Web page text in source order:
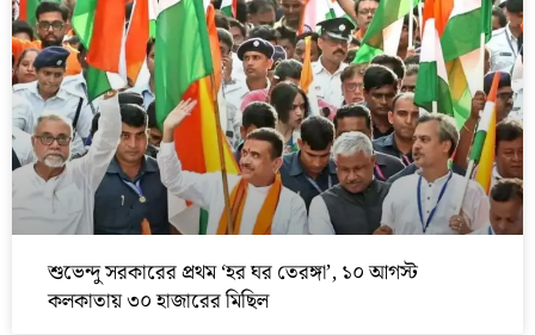
শুভেন্দু সরকারের প্রথম ‘হর ঘর তেরঙ্গা’, ১০ আগস্ট
কলকাতায় ৩০ হাজারের মিছিল